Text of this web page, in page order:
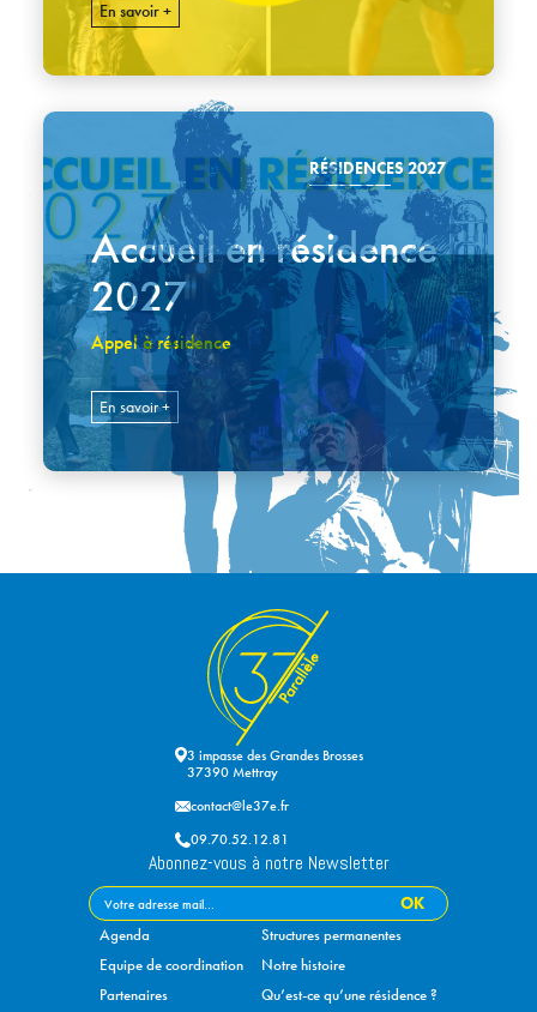
En savoir +
RÉSIDENCES 2027
Accueil en résidence
2027
Appel à résidence
En savoir +
3 impasse des Grandes Brosses
37390 Mettray
contact@le37e.fr
09.70.52.12.81
Abonnez-vous à notre Newsletter
Agenda
Structures permanentes
Equipe de coordination
Notre histoire
Partenaires
Qu’est-ce qu’une résidence ?